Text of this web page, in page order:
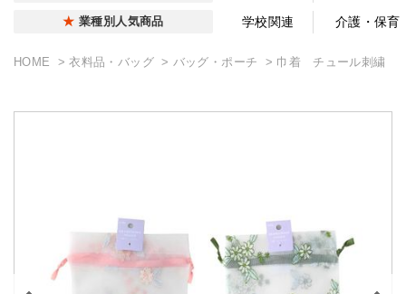
業種別人気商品 学校関連 介護・保育
HOME 衣料品・バッグ バッグ・ポーチ 巾着 チュール刺繍